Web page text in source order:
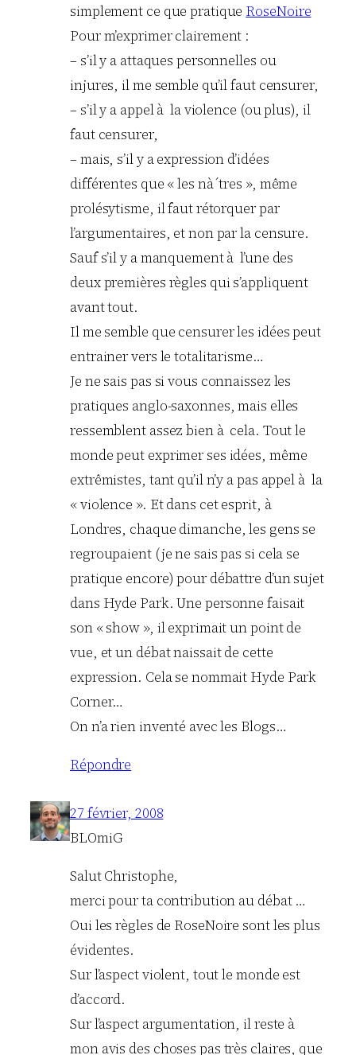
simplement ce que pratique RoseNoire
Pour m’exprimer clairement :
– s’il y a attaques personnelles ou
injures, il me semble qu’il faut censurer,
– s’il y a appel à la violence (ou plus), il
faut censurer,
– mais, s’il y a expression d’idées
différentes que « les nà´tres », même
prolésytisme, il faut rétorquer par
l’argumentaires, et non par la censure.
Sauf s’il y a manquement à l’une des
deux premières règles qui s’appliquent
avant tout.
Il me semble que censurer les idées peut
entrainer vers le totalitarisme…
Je ne sais pas si vous connaissez les
pratiques anglo-saxonnes, mais elles
ressemblent assez bien à cela. Tout le
monde peut exprimer ses idées, même
extrêmistes, tant qu’il n’y a pas appel à la
« violence ». Et dans cet esprit, à
Londres, chaque dimanche, les gens se
regroupaient (je ne sais pas si cela se
pratique encore) pour débattre d’un sujet
dans Hyde Park. Une personne faisait
son « show », il exprimait un point de
vue, et un débat naissait de cette
expression. Cela se nommait Hyde Park
Corner…
On n’a rien inventé avec les Blogs…
Répondre
27 février, 2008
BLOmiG
Salut Christophe,
merci pour ta contribution au débat …
Oui les règles de RoseNoire sont les plus
évidentes.
Sur l’aspect violent, tout le monde est
d’accord.
Sur l’aspect argumentation, il reste à
mon avis des choses pas très claires, que